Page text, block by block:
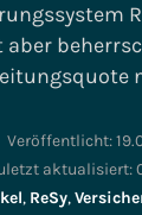
Veröffentlicht:
aktualisiert:
, ReSy,